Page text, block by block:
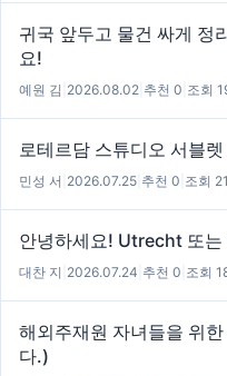
귀국 앞두고 물건 싸게 정
요!
예원 김 2026.08.02 추천 0 조회
로테르담 스튜디오 서블
민성 서 2026.07.25 추천 0 조회
안녕하세요! Utrecht 또는
대찬 지 2026.07.24 추천 0 조회
해외주재원 자녀들을 위
다.)